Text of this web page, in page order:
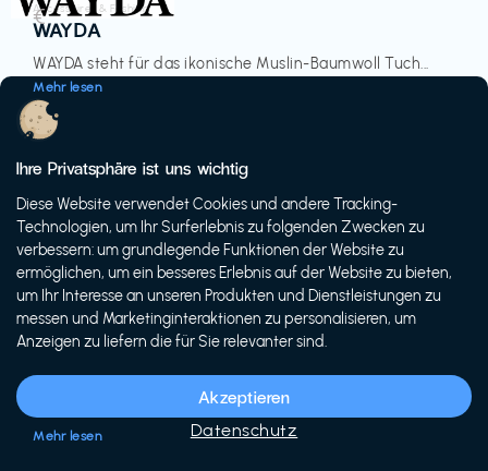
Accessoires & Fashion
WAYDA
WAYDA steht für das ikonische Muslin-Baumwoll Tuch...
Mehr lesen
€‎
-20%
Siech Cycles
Entdecke den Schweizer Brand für urbane Fahrräder...
Mehr lesen
Ihre Privatsphäre ist uns wichtig
Diese Website verwendet Cookies und andere Tracking-
Technologien, um Ihr Surferlebnis zu folgenden Zwecken zu
verbessern: um grundlegende Funktionen der Website zu
ermöglichen, um ein besseres Erlebnis auf der Website zu bieten,
um Ihr Interesse an unseren Produkten und Dienstleistungen zu
messen und Marketinginteraktionen zu personalisieren, um
Anzeigen zu liefern die für Sie relevanter sind.
Akzeptieren
Datenschutz